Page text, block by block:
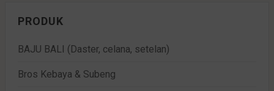
PRODUK
BAJU BALI (Daster, celana, setelan)
Bros Kebaya & Subeng